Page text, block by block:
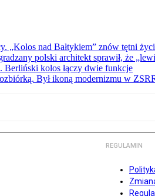
„Kolos nad Bałtykiem” znów tętni
polski architekt sprawił, że
kolos łączy dwie funkcje
Był ikoną modernizmu w
REGULAMIN